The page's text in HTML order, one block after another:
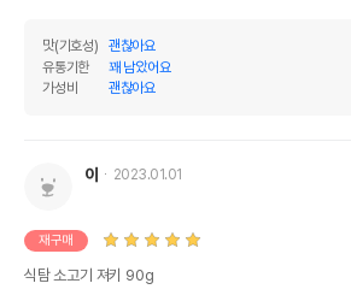
맛(기호성)
괜찮아요
유통기한
꽤 남았어요
가성비
괜찮아요
이 2023.01.01
재구매
식탐 소고기 져키 90g